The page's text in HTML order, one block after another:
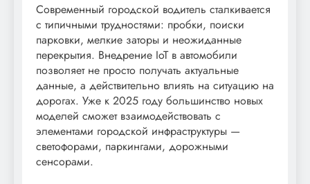
Современный городской водитель сталкивается
с типичными трудностями: пробки, поиски
парковки, мелкие заторы и неожиданные
перекрытия. Внедрение IoT в автомобили
позволяет не просто получать актуальные
данные, а действительно влиять на ситуацию на
дорогах. Уже к 2025 году большинство новых
моделей сможет взаимодействовать с
элементами городской инфраструктуры —
светофорами, паркингами, дорожными
сенсорами.